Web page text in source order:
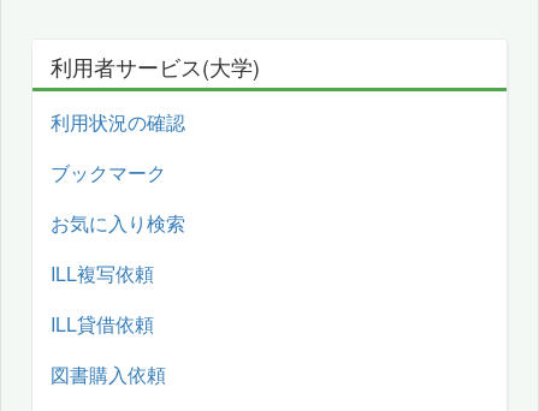
利用者サービス(大学)
利用状況の確認
ブックマーク
お気に入り検索
ILL複写依頼
ILL貸借依頼
図書購入依頼